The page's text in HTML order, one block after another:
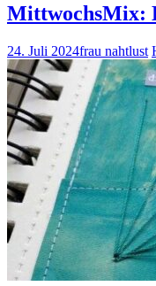
MittwochsMix:
24. Juli 2024frau nahtlust